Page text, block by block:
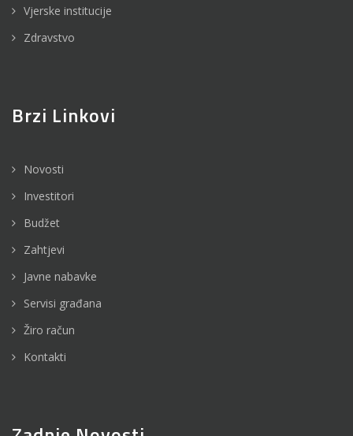
Vjerske institucije
Zdravstvo
Brzi Linkovi
Novosti
Investitori
Budžet
Zahtjevi
Javne nabavke
Servisi građana
Žiro račun
Kontakti